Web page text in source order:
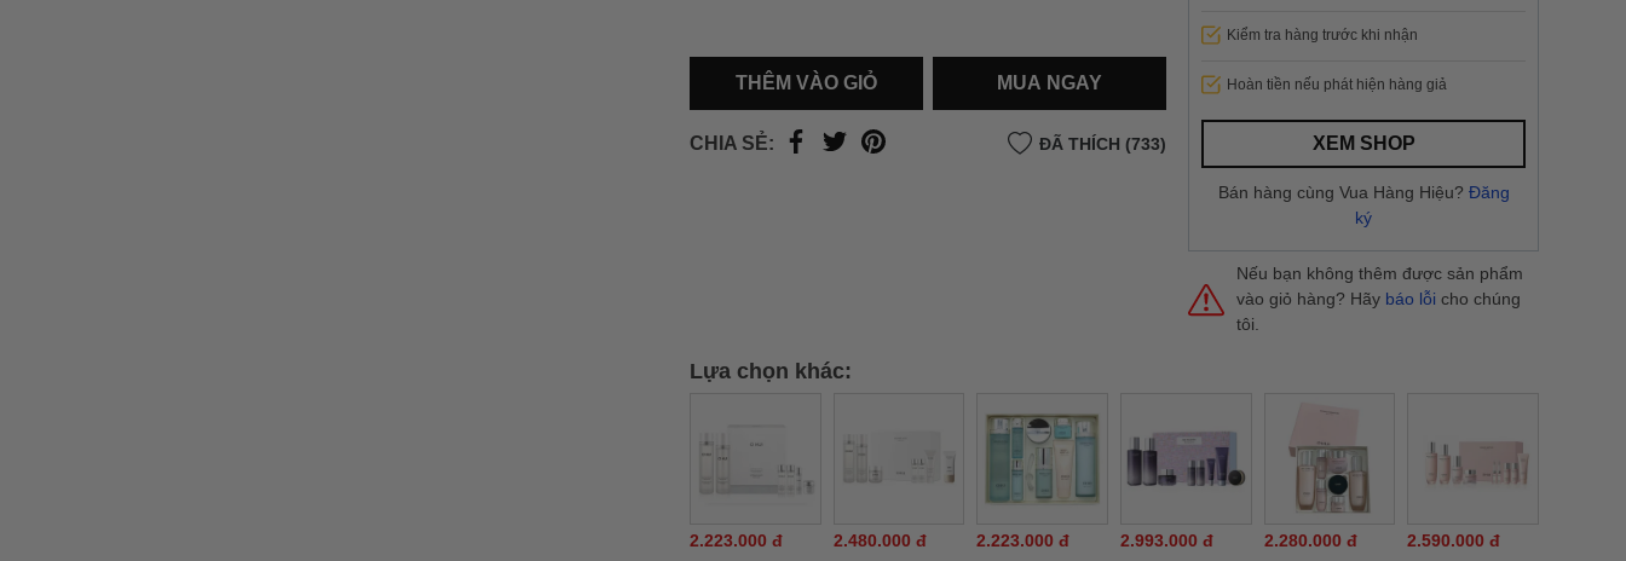
Hồ Chí Minh).
thành
Hồ Chí Minh, khách hàng muốn giao nhanh
trong ngày hoặc Đơn hàng giao hỏa tốc theo yêu cầu
THÊM VÀO GIỎ MUA NGAY
CHIA SẺ: ĐÃ THÍCH (733)
Lựa chọn khác:
2.223.000 đ 2.480.000 đ 2.223.000 đ 2.993.000 đ 2.280.000 đ 2.590.000 đ
Kiểm tra hàng trước khi nhận
Hoàn tiền nếu phát hiện hàng giả
XEM SHOP
Bán hàng cùng Vua Hàng Hiệu? Đăng
ký
Nếu bạn không thêm được sản phẩm
vào giỏ hàng? Hãy báo lỗi cho chúng
tôi.